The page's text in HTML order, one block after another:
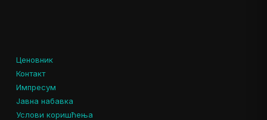
Ценовник
Контакт
Импресум
Јавна набавка
Услови коришћења